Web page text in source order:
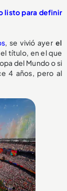
listo para definir
, se vivió ayerel
título, en el que
del Mundo o si
4 años, pero al